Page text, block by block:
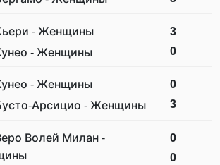
- Женщины
- Женщины
3
0
- Женщины
Арсицио - Женщины
0
3
Волей Милан -
0
0